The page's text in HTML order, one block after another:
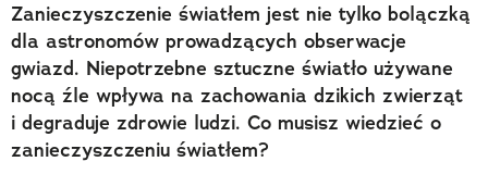
Zanieczyszczenie światłem jest nie tylko bolączką
dla astronomów prowadzących obserwacje
gwiazd. Niepotrzebne sztuczne światło używane
nocą źle wpływa na zachowania dzikich zwierząt
i degraduje zdrowie ludzi. Co musisz wiedzieć o
zanieczyszczeniu światłem?